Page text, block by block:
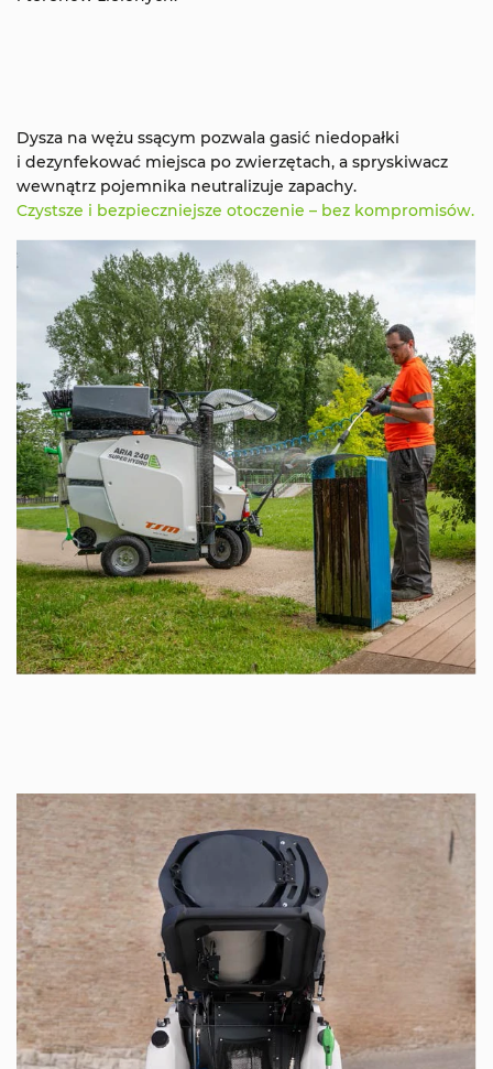
Dysza na wężu ssącym pozwala gasić niedopałki
i dezynfekować miejsca po zwierzętach, a spryskiwacz
wewnątrz pojemnika neutralizuje zapachy.
Czystsze i bezpieczniejsze otoczenie – bez kompromisów.